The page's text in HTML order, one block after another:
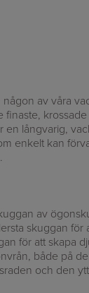
av våra
finaste,
en långvarig,
enkelt kan
av
skuggan för
för att skapa
både på
och den